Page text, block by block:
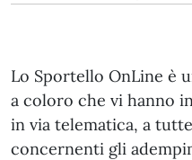
Lo Sportello OnLine è
a coloro che vi hanno
in via telematica, a
concernenti gli